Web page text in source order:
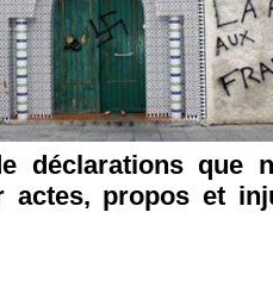
déclarations que
actes, propos et